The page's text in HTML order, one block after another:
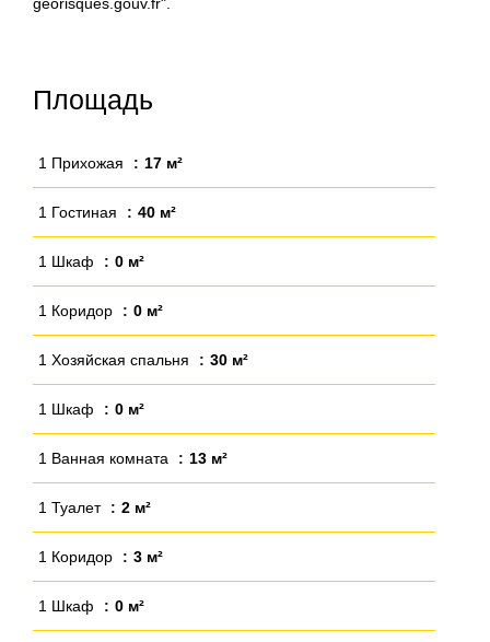
Площадь
1 Прихожая 17 м²
1 Гостиная 40 м²
1 Шкаф 0 м²
1 Коридор 0 м²
1 Хозяйская спальня 30 м²
1 Шкаф 0 м²
1 Ванная комната 13 м²
1 Туалет 2 м²
1 Коридор 3 м²
1 Шкаф 0 м²